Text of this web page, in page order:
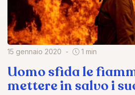
15 gennaio 2020 1 min
Uomo sfida le
mettere in salvo i